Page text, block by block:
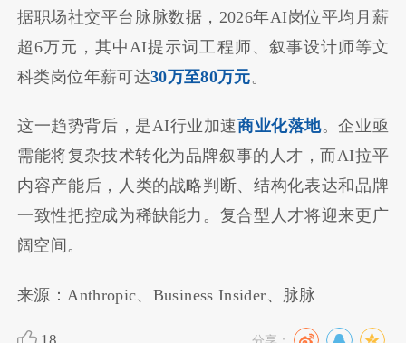
据职场社交平台脉脉数据，2026年AI岗位平均月薪
超6万元，其中AI提示词工程师、叙事设计师等文
科类岗位年薪可达30万至80万元。
这一趋势背后，是AI行业加速商业化落地。企业亟
需能将复杂技术转化为品牌叙事的人才，而AI拉平
内容产能后，人类的战略判断、结构化表达和品牌
一致性把控成为稀缺能力。复合型人才将迎来更广
阔空间。
来源：Anthropic、Business Insider、脉脉
分享：